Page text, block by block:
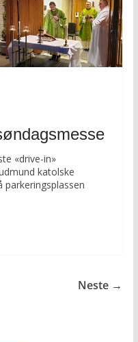
«drive-in»
katolske
Neste →